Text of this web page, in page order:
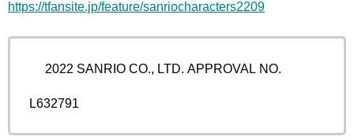
https://tfansite.jp/feature/sanriocharacters2209
© 2022 SANRIO CO., LTD. APPROVAL NO.
L632791